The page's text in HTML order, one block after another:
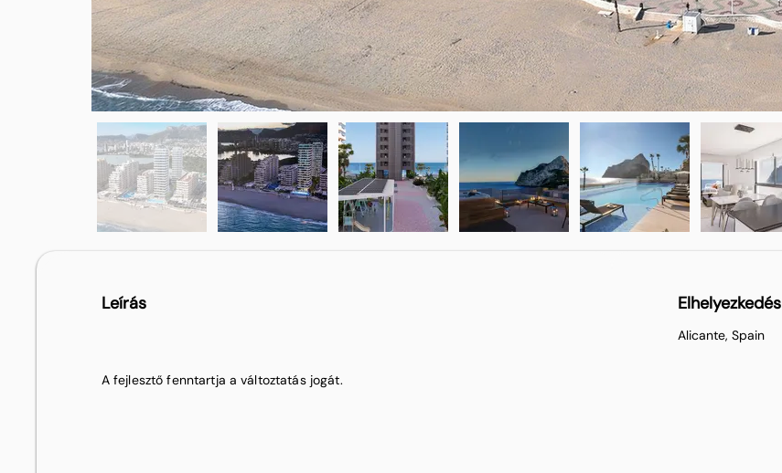
Leírás
A fejlesztő fenntartja a változtatás jogát.
Elhelyezkedés
Alicante, Spain